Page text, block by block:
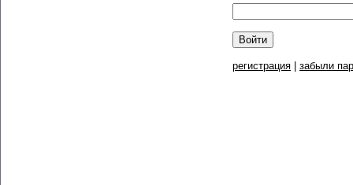
регистрация забыли